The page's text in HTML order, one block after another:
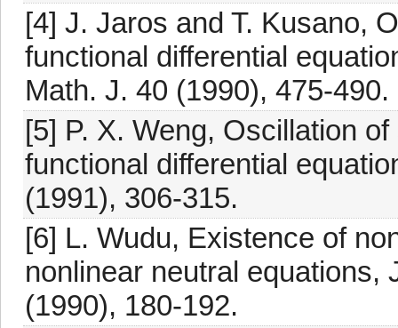
[4] J. Jaros and T. Kusano,
functional differential
Math. J. 40 (1990), 475-490.
[5] P. X. Weng, Oscillation
functional differential
(1991), 306-315.
[6] L. Wudu, Existence of
nonlinear neutral equations,
(1990), 180-192.